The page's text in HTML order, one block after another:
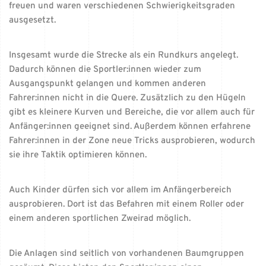
freuen und waren verschiedenen Schwierigkeitsgraden
ausgesetzt.
Insgesamt wurde die Strecke als ein Rundkurs angelegt.
Dadurch können die Sportler:innen wieder zum
Ausgangspunkt gelangen und kommen anderen
Fahrer:innen nicht in die Quere. Zusätzlich zu den Hügeln
gibt es kleinere Kurven und Bereiche, die vor allem auch für
Anfänger:innen geeignet sind. Außerdem können erfahrene
Fahrer:innen in der Zone neue Tricks ausprobieren, wodurch
sie ihre Taktik optimieren können.
Auch Kinder dürfen sich vor allem im Anfängerbereich
ausprobieren. Dort ist das Befahren mit einem Roller oder
einem anderen sportlichen Zweirad möglich.
Die Anlagen sind seitlich von vorhandenen Baumgruppen